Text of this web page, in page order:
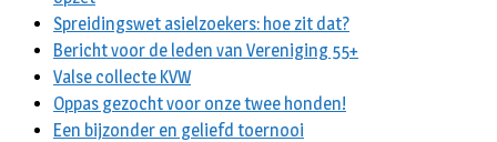
Spreidingswet asielzoekers: hoe zit dat?
Bericht voor de leden van Vereniging 55+
Valse collecte KVW
Oppas gezocht voor onze twee honden!
Een bijzonder en geliefd toernooi